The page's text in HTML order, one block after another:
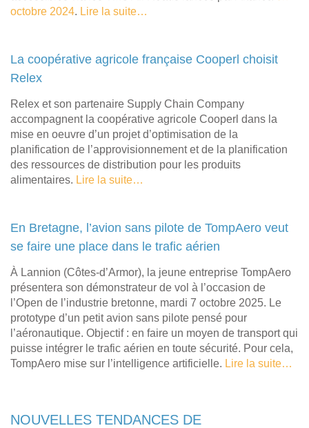
octobre 2024. Lire la suite…
La coopérative agricole française Cooperl choisit
Relex
Relex et son partenaire Supply Chain Company
accompagnent la coopérative agricole Cooperl dans la
mise en oeuvre d’un projet d’optimisation de la
planification de l’approvisionnement et de la planification
des ressources de distribution pour les produits
alimentaires. Lire la suite…
En Bretagne, l’avion sans pilote de TompAero veut
se faire une place dans le trafic aérien
À Lannion (Côtes-d’Armor), la jeune entreprise TompAero
présentera son démonstrateur de vol à l’occasion de
l’Open de l’industrie bretonne, mardi 7 octobre 2025. Le
prototype d’un petit avion sans pilote pensé pour
l’aéronautique. Objectif : en faire un moyen de transport qui
puisse intégrer le trafic aérien en toute sécurité. Pour cela,
TompAero mise sur l’intelligence artificielle. Lire la suite…
NOUVELLES TENDANCES DE